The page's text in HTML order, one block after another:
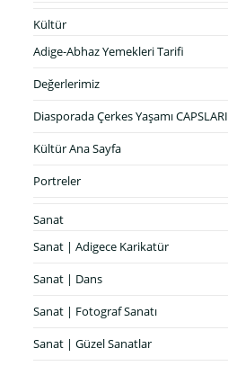
Kültür
Adige-Abhaz Yemekleri Tarifi
Değerlerimiz
Diasporada Çerkes Yaşamı CAPSLARI
Kültür Ana Sayfa
Portreler
Sanat
Sanat | Adigece Karikatür
Sanat | Dans
Sanat | Fotograf Sanatı
Sanat | Güzel Sanatlar